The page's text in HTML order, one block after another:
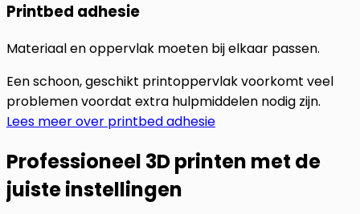
Printbed adhesie
Materiaal en oppervlak moeten bij elkaar passen.
Een schoon, geschikt printoppervlak voorkomt veel
problemen voordat extra hulpmiddelen nodig zijn.
Lees meer over printbed adhesie
Professioneel 3D printen met de
juiste instellingen